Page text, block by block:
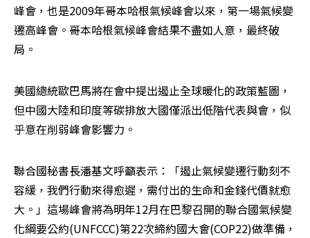
峰會，也是2009年哥本哈根氣候峰會以來，第一場氣候變
遷高峰會。哥本哈根氣候峰會結果不盡如人意，最終破
局。
美國總統歐巴馬將在會中提出遏止全球暖化的政策藍圖，
但中國大陸和印度等碳排放大國僅派出低階代表與會，似
乎意在削弱峰會影響力。
聯合國秘書長潘基文呼籲表示：「遏止氣候變遷行動刻不
容緩，我們行動來得愈遲，需付出的生命和金錢代價就愈
大。」這場峰會將為明年12月在巴黎召開的聯合國氣候變
化綱要公約(UNFCCC)第22次締約國大會(COP22)做準備，